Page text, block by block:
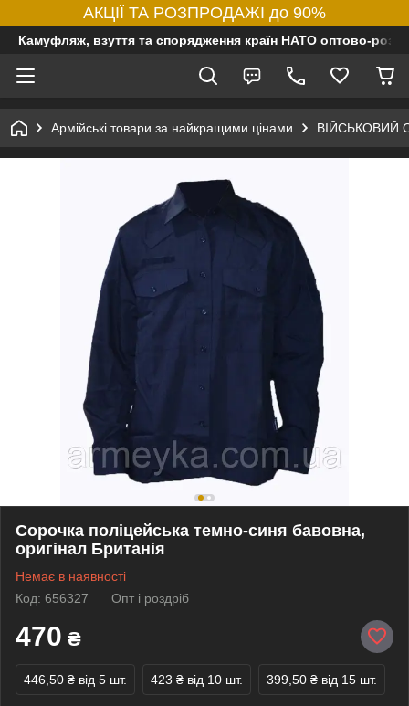
АКЦІЇ ТА РОЗПРОДАЖІ до 90%
Камуфляж, взуття та спорядження країн НАТО оптово-
Армійські товари за найкращими цінами ВІЙСЬКОВИЙ
Сорочка поліцейська темно-синя бавовна,
оригінал Британія
Немає в наявності
Код: 656327
Опт і роздріб
470 ₴
446,50 ₴ від 5 шт. 423 ₴ від 10 шт. 399,50 ₴ від 15 шт.